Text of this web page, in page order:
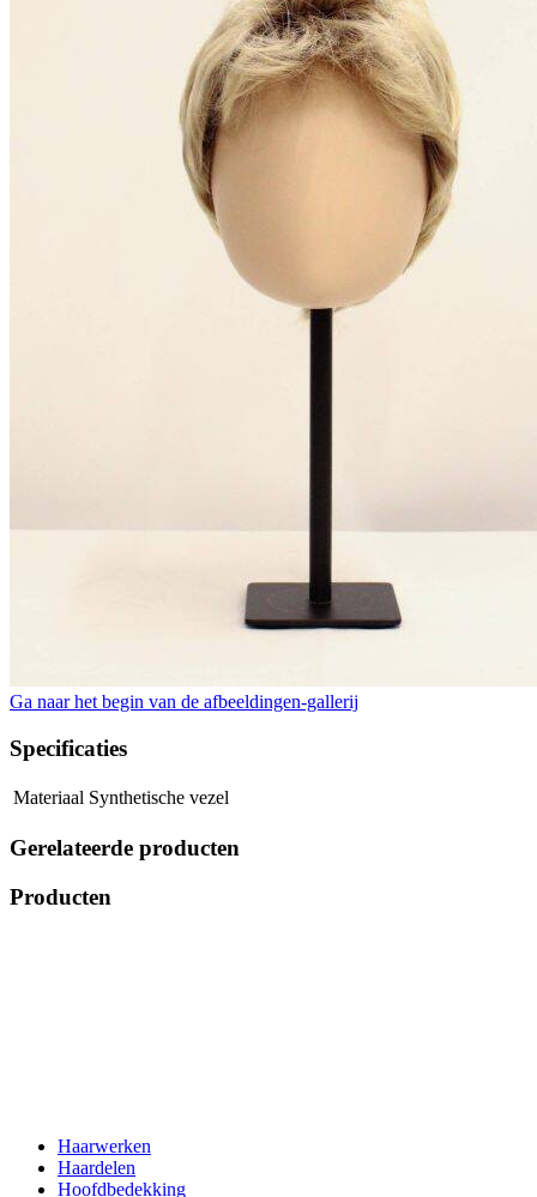
Ga naar het begin van de afbeeldingen-gallerij
Specificaties
Materiaal Synthetische vezel
Gerelateerde producten
Producten
Haarwerken
Haardelen
Hoofdbedekking